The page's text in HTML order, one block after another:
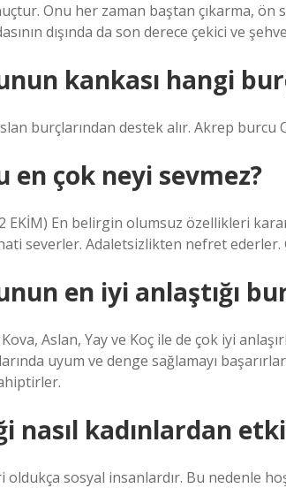
Onu her zaman baştan çıkarma, ön
dışında da son derece çekici ve
kankası hangi
burçlarından destek alır. Akrep burcu
en çok neyi sevmez?
EKİM) En belirgin olumsuz özellikleri
severler. Adaletsizlikten nefret ederler.
en iyi anlaştığı
Aslan, Yay ve Koç ile de çok iyi
uyum ve denge sağlamayı
nasıl kadınlardan
sosyal insanlardır. Bu nedenle